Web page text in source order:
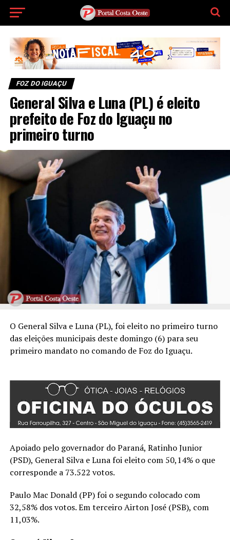
FOZ DO IGUAÇU
General Silva e Luna (PL) é eleito
prefeito de Foz do Iguaçu no
primeiro turno
O General Silva e Luna (PL), foi eleito no primeiro turno
das eleições municipais deste domingo (6) para seu
primeiro mandato no comando de Foz do Iguaçu.
Apoiado pelo governador do Paraná, Ratinho Junior
(PSD), General Silva e Luna foi eleito com 50,14% o que
corresponde a 73.522 votos.
Paulo Mac Donald (PP) foi o segundo colocado com
32,58% dos votos. Em terceiro Airton José (PSB), com
11,03%.